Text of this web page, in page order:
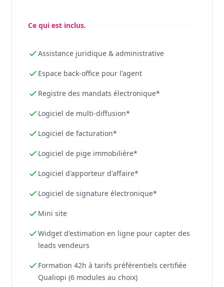
Ce qui est inclus.
Assistance juridique & administrative
Espace back-office pour l'agent
Registre des mandats électronique*
Logiciel de multi-diffusion*
Logiciel de facturation*
Logiciel de pige immobilière*
Logiciel d'apporteur d'affaire*
Logiciel de signature électronique*
Mini site
Widget d'estimation en ligne pour capter des
leads vendeurs
Formation 42h à tarifs préférentiels certifiée
Qualiopi (6 modules au choix)